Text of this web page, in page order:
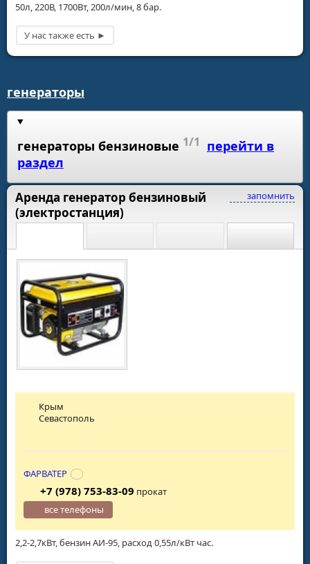
50л, 220В, 1700Вт, 200л/мин, 8 бар.
генераторы
генераторы бензиновые 1/1 перейти в
раздел
запомнить
Аренда генератор бензиновый
(электростанция)
2,2-2,7кВт, бензин АИ-95, расход 0,55л/кВт час.
Крым
Севастополь
ФАРВАТЕР
+7 (978) 753-83-09 прокат
все телефоны